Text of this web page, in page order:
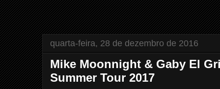
quarta-feira, 28 de dezembro de 2016
Mike Moonnight & Gaby El
Summer Tour 2017